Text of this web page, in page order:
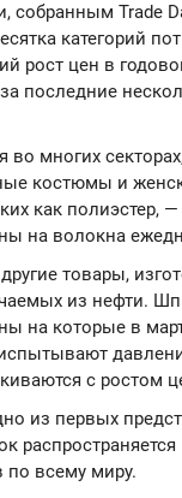
собранным Trade
категорий
рост цен в
последние
во многих
костюмы и
как полиэстер,
на волокна
товары,
из нефти.
на которые в
с ростом
из первых
по всему миру.